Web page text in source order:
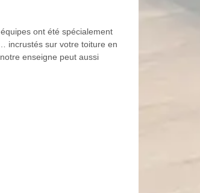
ont été spécialement
incrustés sur votre toiture en
enseigne peut aussi